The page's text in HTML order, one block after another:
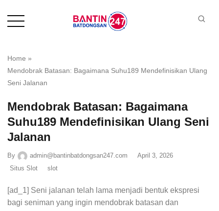
Home »
Mendobrak Batasan: Bagaimana Suhu189 Mendefinisikan Ulang
Seni Jalanan
Mendobrak Batasan: Bagaimana
Suhu189 Mendefinisikan Ulang Seni
Jalanan
By admin@bantinbatdongsan247.com
April 3, 2026
Situs Slot
slot
[ad_1] Seni jalanan telah lama menjadi bentuk ekspresi
bagi seniman yang ingin mendobrak batasan dan